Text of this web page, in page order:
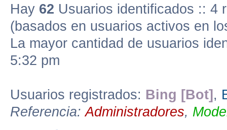
Hay 62 Usuarios identificados :: 4
(basados en usuarios activos en
La mayor cantidad de usuarios
5:32 pm
Usuarios registrados: Bing [Bot] ,
Referencia:Administradores,